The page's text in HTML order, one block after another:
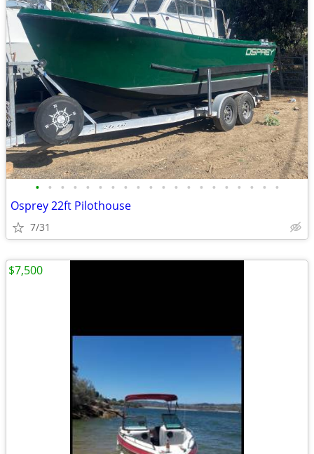
• • • • • • • • • • • • • • • • • • • •
Osprey 22ft Pilothouse
7/31
$7,500